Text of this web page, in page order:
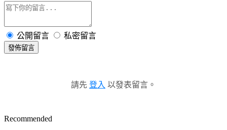
公開留言 私密留言
發佈留言
請先 登入 以發表留言。
Recommended